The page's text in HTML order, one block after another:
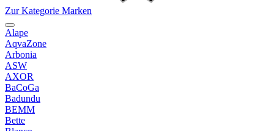
Zur Kategorie Marken
Alape
AqvaZone
Arbonia
ASW
AXOR
BaCoGa
Badundu
BEMM
Bette